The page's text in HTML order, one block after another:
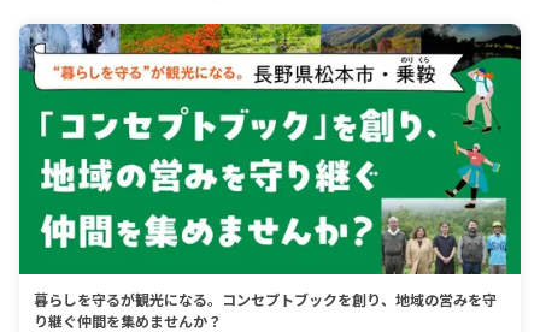
暮らしを守るが観光になる。コンセプトブックを創り、地域の営みを守
り継ぐ仲間を集めませんか？